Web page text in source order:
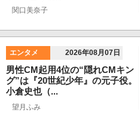
関口美奈子
エンタメ 2026年08月07日
男性CM起用4位の“隠れCMキン
グ”は『20世紀少年』の元子役。
小倉史也（...
望月ふみ